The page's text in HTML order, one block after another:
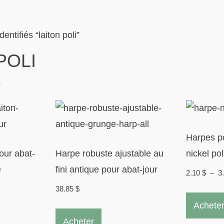
“laiton poli”
Trié
abat-
Harpe robuste ajustable au
fini antique pour abat-jour
38.85$
Acheter
Ce
Harpes
nickel
2.10 $ –
Acheter